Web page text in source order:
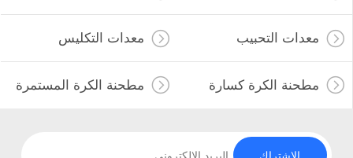
معدات التحبيب معدات التكليس
مطحنة الكرة كسارة مطحنة الكرة المستمرة
الاشتراك